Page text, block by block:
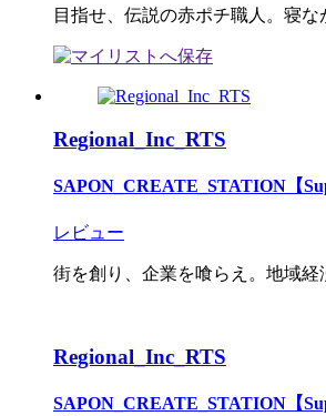
目指せ、伝説の赤ポチ職人。寝な
Regional_Inc_RTS
SAPON_CREATE_STATION【
レビュー
街を創り、企業を喰らえ。地域経
Regional_Inc_RTS
SAPON_CREATE_STATION【